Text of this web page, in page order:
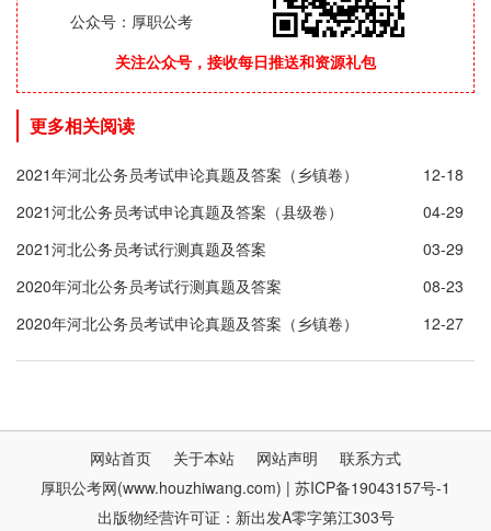
公众号：厚职公考
关注公众号，接收每日推送和资源礼包
更多相关阅读
2021年河北公务员考试申论真题及答案（乡镇卷）
12-18
2021河北公务员考试申论真题及答案（县级卷）
04-29
2021河北公务员考试行测真题及答案
03-29
2020年河北公务员考试行测真题及答案
08-23
2020年河北公务员考试申论真题及答案（乡镇卷）
12-27
网站首页 关于本站 网站声明
联系方式
厚职公考网(www.houzhiwang.com) | 苏ICP备19043157号-1
出版物经营许可证：新出发A零字第江303号